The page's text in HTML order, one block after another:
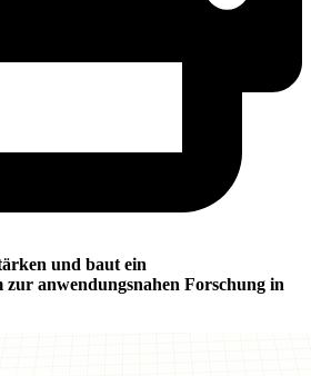
und baut ein
anwendungsnahen Forschung in